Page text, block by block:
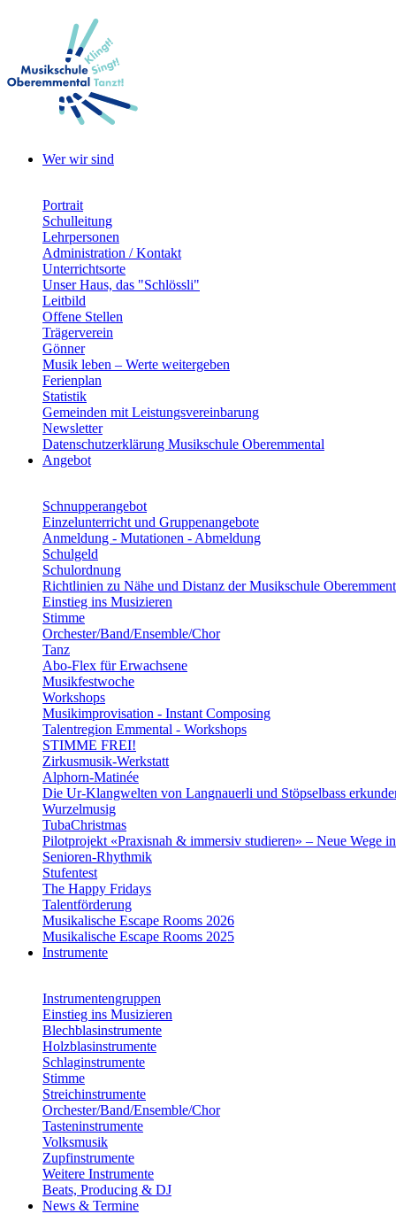
Wer wir sind
Portrait
Schulleitung
Lehrpersonen
Administration / Kontakt
Unterrichtsorte
Unser Haus, das "Schlössli"
Leitbild
Offene Stellen
Trägerverein
Gönner
Musik leben – Werte weitergeben
Ferienplan
Statistik
Gemeinden mit Leistungsvereinbarung
Newsletter
Datenschutzerklärung Musikschule Oberemmental
Angebot
Schnupperangebot
Einzelunterricht und Gruppenangebote
Anmeldung - Mutationen - Abmeldung
Schulgeld
Schulordnung
Richtlinien zu Nähe und Distanz der Musikschule
Einstieg ins Musizieren
Stimme
Orchester/Band/Ensemble/Chor
Tanz
Abo-Flex für Erwachsene
Musikfestwoche
Workshops
Musikimprovisation - Instant Composing
Talentregion Emmental - Workshops
STIMME FREI!
Zirkusmusik-Werkstatt
Alphorn-Matinée
Die Ur-Klangwelten von Langnauerli und Stöpselbass
Wurzelmusig
TubaChristmas
Pilotprojekt «Praxisnah & immersiv studieren» – Neue Wege
Senioren-Rhythmik
Stufentest
The Happy Fridays
Talentförderung
Musikalische Escape Rooms 2026
Musikalische Escape Rooms 2025
Instrumente
Instrumentengruppen
Einstieg ins Musizieren
Blechblasinstrumente
Holzblasinstrumente
Schlaginstrumente
Stimme
Streichinstrumente
Orchester/Band/Ensemble/Chor
Tasteninstrumente
Volksmusik
Zupfinstrumente
Weitere Instrumente
Beats, Producing & DJ
News & Termine